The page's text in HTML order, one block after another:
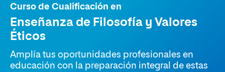
Curso de Cualificación en
Enseñanza de Filosofía y Valores
Éticos
Amplía tus oportunidades profesionales en
educación con la preparación integral de estas